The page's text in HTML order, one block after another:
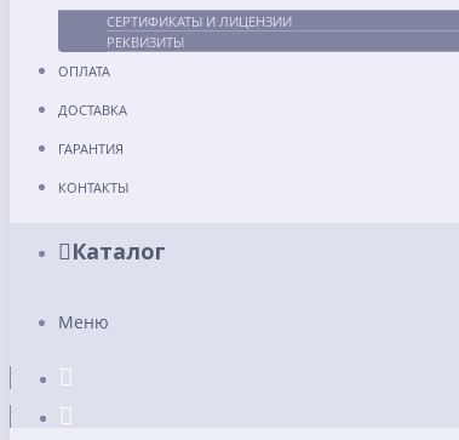
СЕРТИФИКАТЫ И ЛИЦЕНЗИИ
РЕКВИЗИТЫ
ОПЛАТА
ДОСТАВКА
ГАРАНТИЯ
КОНТАКТЫ
Каталог
Меню